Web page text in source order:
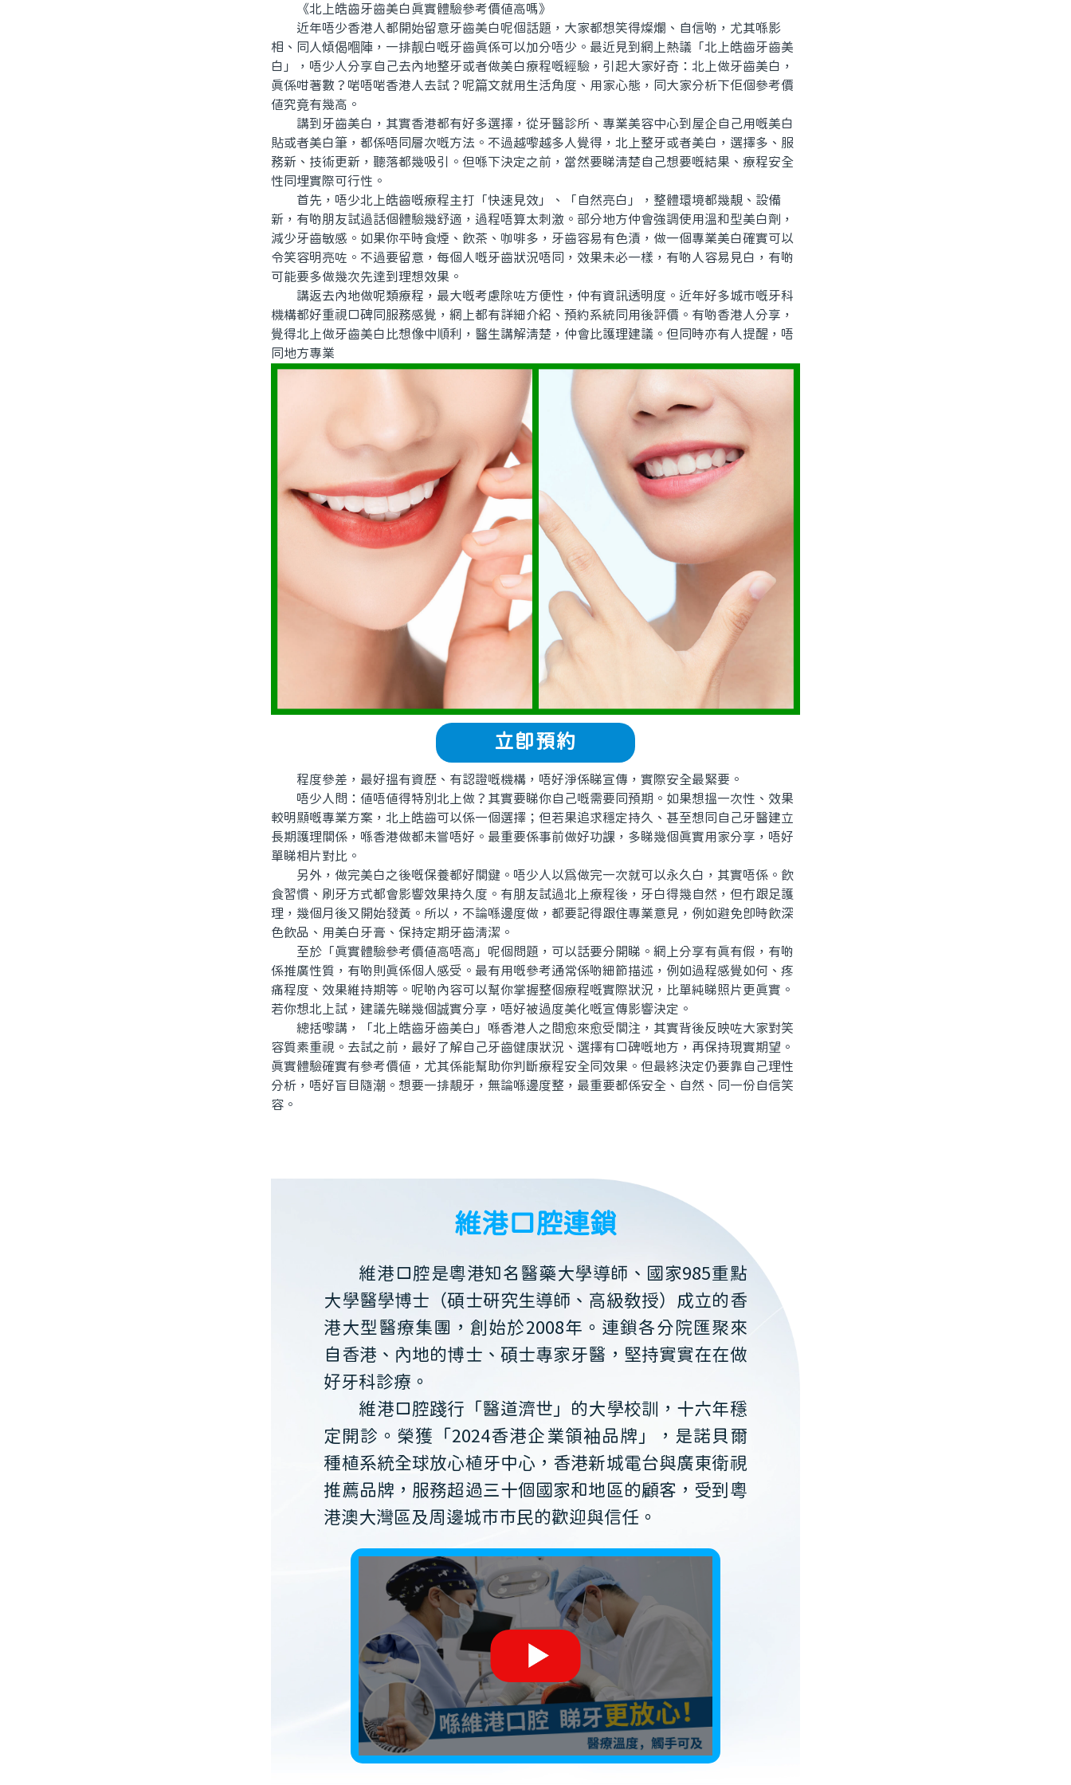
《北上皓齒牙齒美白真實體驗參考價值高嗎》
近年唔少香港人都開始留意牙齒美白呢個話題，大家都想笑得燦爛、自信啲，尤其喺影
相、同人傾偈嗰陣，一排靓白嘅牙齒真係可以加分唔少。最近見到網上熱議「北上皓齒牙齒美
白」，唔少人分享自己去內地整牙或者做美白療程嘅經驗，引起大家好奇：北上做牙齒美白，
真係咁著數？啱唔啱香港人去試？呢篇文就用生活角度、用家心態，同大家分析下佢個參考價
值究竟有幾高。
講到牙齒美白，其實香港都有好多選擇，從牙醫診所、專業美容中心到屋企自己用嘅美白
貼或者美白筆，都係唔同層次嘅方法。不過越嚟越多人覺得，北上整牙或者美白，選擇多、服
務新、技術更新，聽落都幾吸引。但喺下決定之前，當然要睇清楚自己想要嘅結果、療程安全
性同埋實際可行性。
首先，唔少北上皓齒嘅療程主打「快速見效」、「自然亮白」，整體環境都幾靚、設備
新，有啲朋友試過話個體驗幾舒適，過程唔算太刺激。部分地方仲會強調使用溫和型美白劑，
減少牙齒敏感。如果你平時食煙、飲茶、咖啡多，牙齒容易有色漬，做一個專業美白確實可以
令笑容明亮咗。不過要留意，每個人嘅牙齒狀況唔同，效果未必一樣，有啲人容易見白，有啲
可能要多做幾次先達到理想效果。
講返去內地做呢類療程，最大嘅考慮除咗方便性，仲有資訊透明度。近年好多城市嘅牙科
機構都好重視口碑同服務感覺，網上都有詳細介紹、預約系統同用後評價。有啲香港人分享，
覺得北上做牙齒美白比想像中順利，醫生講解清楚，仲會比護理建議。但同時亦有人提醒，唔
同地方專業
立即預約
程度參差，最好搵有資歷、有認證嘅機構，唔好淨係睇宣傳，實際安全最緊要。
唔少人問：值唔值得特別北上做？其實要睇你自己嘅需要同預期。如果想搵一次性、效果
較明顯嘅專業方案，北上皓齒可以係一個選擇；但若果追求穩定持久、甚至想同自己牙醫建立
長期護理關係，喺香港做都未嘗唔好。最重要係事前做好功課，多睇幾個真實用家分享，唔好
單睇相片對比。
另外，做完美白之後嘅保養都好關鍵。唔少人以為做完一次就可以永久白，其實唔係。飲
食習慣、刷牙方式都會影響效果持久度。有朋友試過北上療程後，牙白得幾自然，但冇跟足護
理，幾個月後又開始發黃。所以，不論喺邊度做，都要記得跟住專業意見，例如避免即時飲深
色飲品、用美白牙膏、保持定期牙齒清潔。
至於「真實體驗參考價值高唔高」呢個問題，可以話要分開睇。網上分享有真有假，有啲
係推廣性質，有啲則真係個人感受。最有用嘅參考通常係啲細節描述，例如過程感覺如何、疼
痛程度、效果維持期等。呢啲內容可以幫你掌握整個療程嘅實際狀況，比單純睇照片更真實。
若你想北上試，建議先睇幾個誠實分享，唔好被過度美化嘅宣傳影響決定。
總括嚟講，「北上皓齒牙齒美白」喺香港人之間愈來愈受關注，其實背後反映咗大家對笑
容質素重視。去試之前，最好了解自己牙齒健康狀況、選擇有口碑嘅地方，再保持現實期望。
真實體驗確實有參考價值，尤其係能幫助你判斷療程安全同效果。但最終決定仍要靠自己理性
分析，唔好盲目隨潮。想要一排靚牙，無論喺邊度整，最重要都係安全、自然、同一份自信笑
容。
維港口腔連鎖
維港口腔是粵港知名醫藥大學導師、國家985重點
大學醫學博士（碩士研究生導師、高級教授）成立的香
港大型醫療集團，創始於2008年。連鎖各分院匯聚來
自香港、內地的博士、碩士專家牙醫，堅持實實在在做
好牙科診療。
維港口腔踐行「醫道濟世」的大學校訓，十六年穩
定開診。榮獲「2024香港企業領袖品牌」，是諾貝爾
種植系統全球放心植牙中心，香港新城電台與廣東衛視
推薦品牌，服務超過三十個國家和地區的顧客，受到粵
港澳大灣區及周邊城市市民的歡迎與信任。